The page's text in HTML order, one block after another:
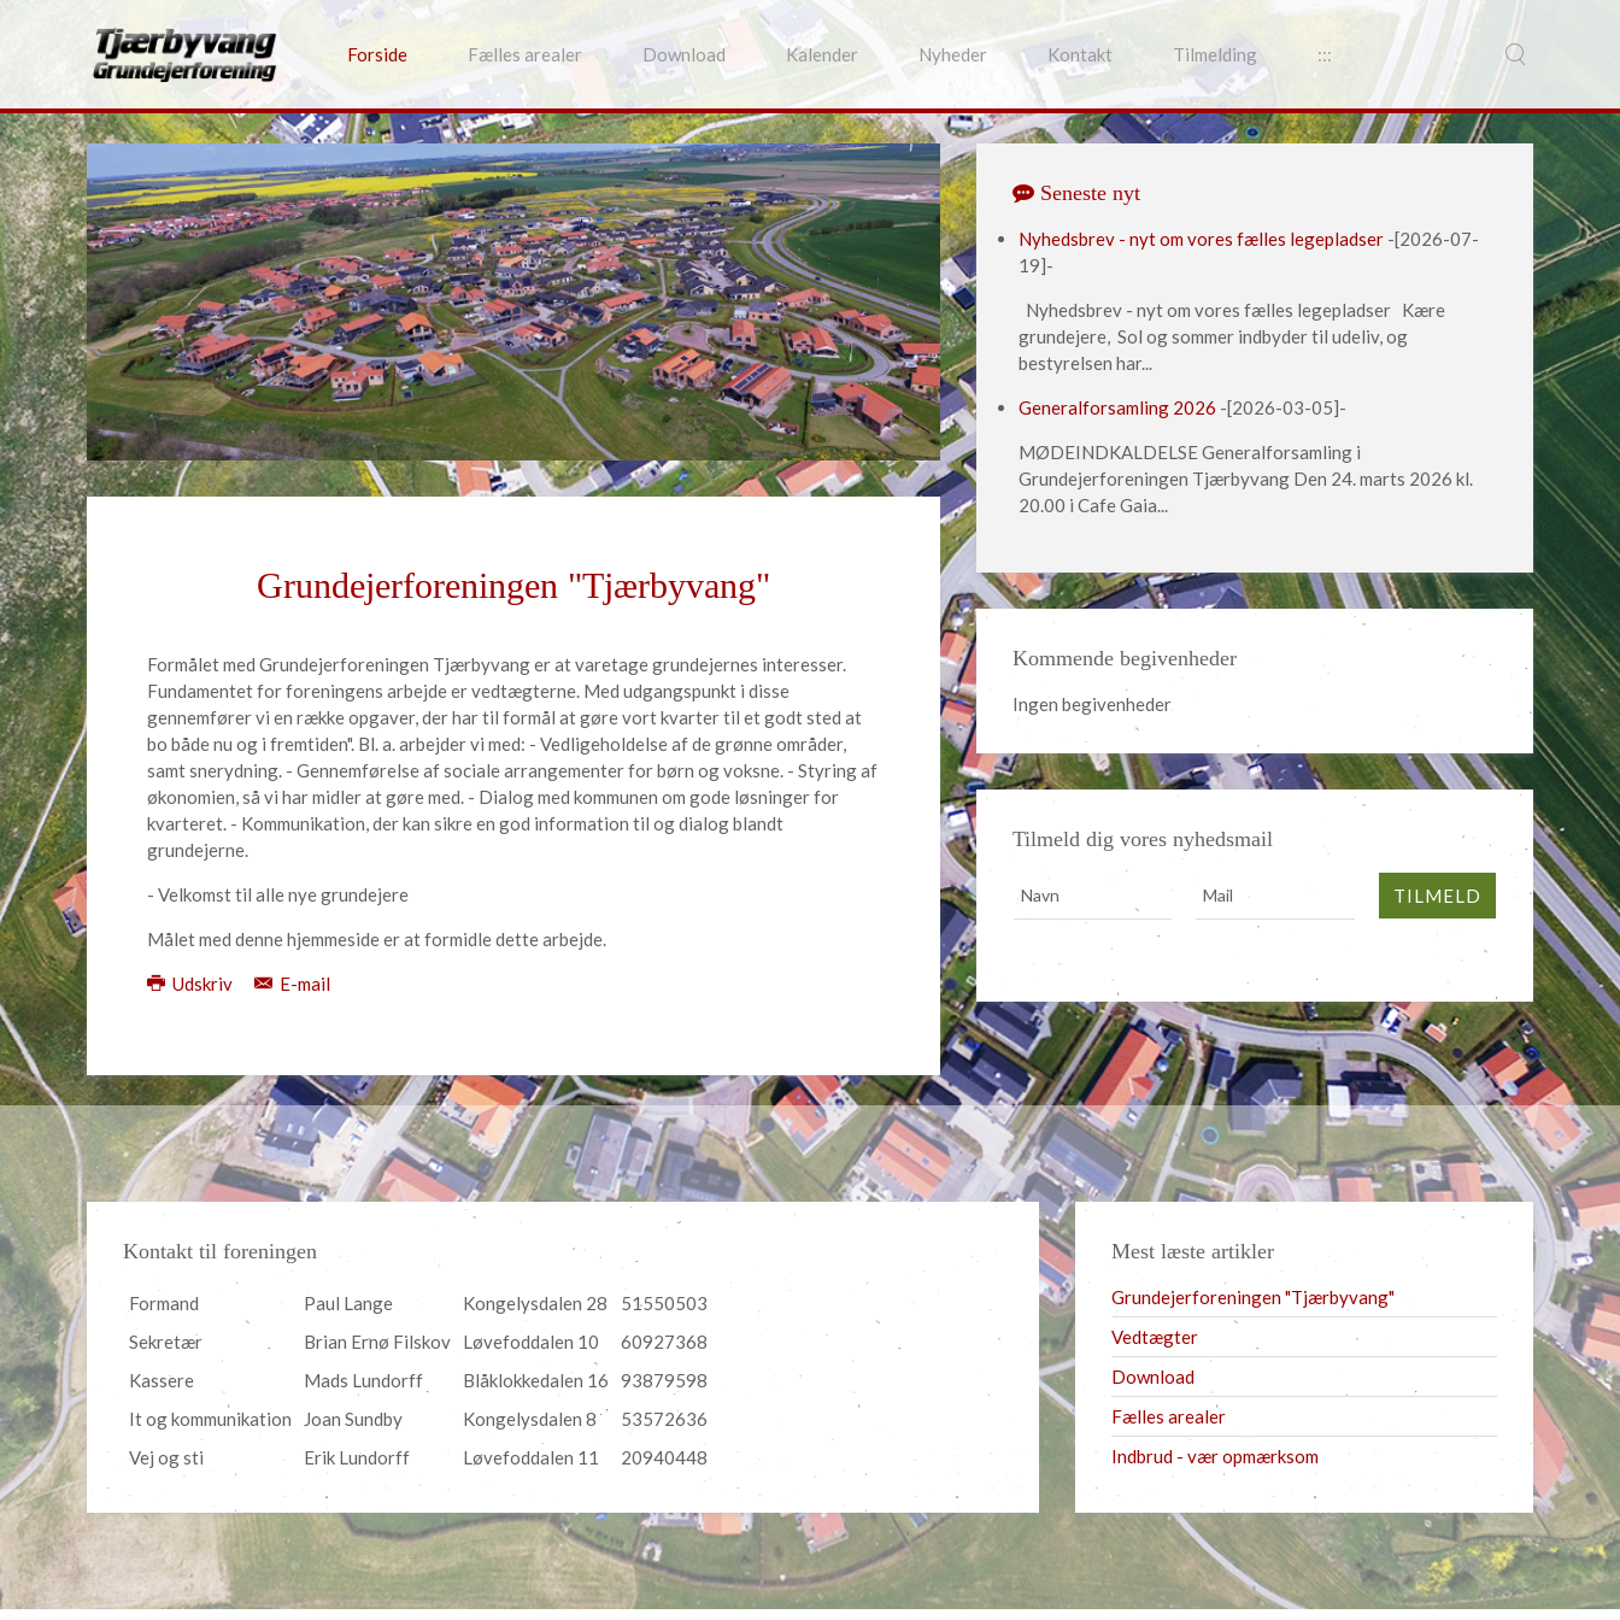
Forside Fælles arealer Download Kalender Nyheder Kontakt Tilmelding :::
Grundejerforeningen "Tjærbyvang"
Formålet med Grundejerforeningen Tjærbyvang er at varetage grundejernes interesser.
Fundamentet for foreningens arbejde er vedtægterne. Med udgangspunkt i disse
gennemfører vi en række opgaver, der har til formål at gøre vort kvarter til et godt sted at
bo både nu og i fremtiden". Bl. a. arbejder vi med: - Vedligeholdelse af de grønne områder,
samt snerydning. - Gennemførelse af sociale arrangementer for børn og voksne. - Styring af
økonomien, så vi har midler at gøre med. - Dialog med kommunen om gode løsninger for
kvarteret. - Kommunikation, der kan sikre en god information til og dialog blandt
grundejerne.
- Velkomst til alle nye grundejere
Målet med denne hjemmeside er at formidle dette arbejde.
Udskriv E-mail
Seneste nyt
Nyhedsbrev - nyt om vores fælles legepladser -[2026-07-
19]-
Nyhedsbrev - nyt om vores fælles legepladser Kære
grundejere, Sol og sommer indbyder til udeliv, og
bestyrelsen har...
Generalforsamling 2026 -[2026-03-05]-
MØDEINDKALDELSE Generalforsamling i
Grundejerforeningen Tjærbyvang Den 24. marts 2026 kl.
20.00 i Cafe Gaia...
Kommende begivenheder
Ingen begivenheder
Tilmeld dig vores nyhedsmail
Kontakt til foreningen
Formand Paul Lange Kongelysdalen 28
51550503
Sekretær
Brian Ernø Filskov Løvefoddalen 10
60927368
Kassere
Mads Lundorff Blåklokkedalen 16
93879598
It og kommunikation
Joan Sundby Kongelysdalen 8
53572636
Vej og sti
Erik Lundorff Løvefoddalen 11 20940448
Mest læste artikler
Grundejerforeningen "Tjærbyvang"
Vedtægter
Download
Fælles arealer
Indbrud - vær opmærksom